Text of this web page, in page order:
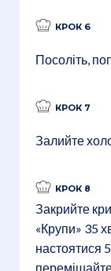
КРОК 6
Посоліть,
КРОК 7
Залийте
КРОК 8
Закрийте
«Крупи» 35
настоятися